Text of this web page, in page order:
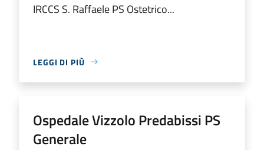
IRCCS S. Raffaele PS Ostetrico...
LEGGI DI PIÙ
Ospedale Vizzolo Predabissi PS
Generale